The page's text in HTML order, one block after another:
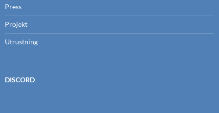
Press
Projekt
Utrustning
DISCORD